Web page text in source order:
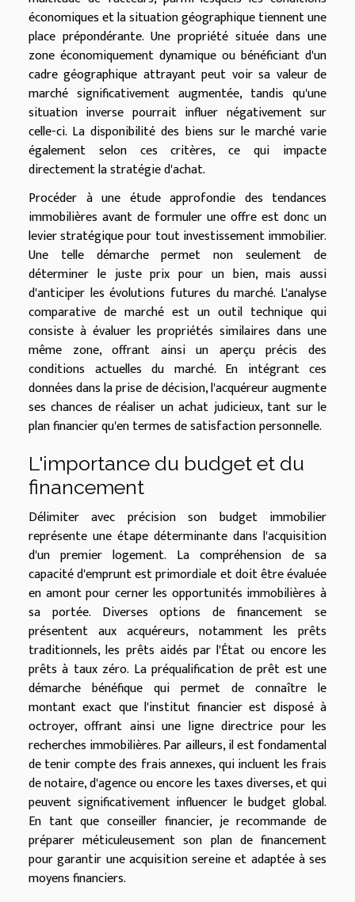
économiques et la situation géographique tiennent une
place prépondérante. Une propriété située dans une
zone économiquement dynamique ou bénéficiant d'un
cadre géographique attrayant peut voir sa valeur de
marché significativement augmentée, tandis qu'une
situation inverse pourrait influer négativement sur
celle-ci. La disponibilité des biens sur le marché varie
également selon ces critères, ce qui impacte
directement la stratégie d'achat.
Procéder à une étude approfondie des tendances
immobilières avant de formuler une offre est donc un
levier stratégique pour tout investissement immobilier.
Une telle démarche permet non seulement de
déterminer le juste prix pour un bien, mais aussi
d'anticiper les évolutions futures du marché. L'analyse
comparative de marché est un outil technique qui
consiste à évaluer les propriétés similaires dans une
même zone, offrant ainsi un aperçu précis des
conditions actuelles du marché. En intégrant ces
données dans la prise de décision, l'acquéreur augmente
ses chances de réaliser un achat judicieux, tant sur le
plan financier qu'en termes de satisfaction personnelle.
L'importance du budget et du
financement
Délimiter avec précision son budget immobilier
représente une étape déterminante dans l'acquisition
d'un premier logement. La compréhension de sa
capacité d'emprunt est primordiale et doit être évaluée
en amont pour cerner les opportunités immobilières à
sa portée. Diverses options de financement se
présentent aux acquéreurs, notamment les prêts
traditionnels, les prêts aidés par l'État ou encore les
prêts à taux zéro. La préqualification de prêt est une
démarche bénéfique qui permet de connaître le
montant exact que l'institut financier est disposé à
octroyer, offrant ainsi une ligne directrice pour les
recherches immobilières. Par ailleurs, il est fondamental
de tenir compte des frais annexes, qui incluent les frais
de notaire, d'agence ou encore les taxes diverses, et qui
peuvent significativement influencer le budget global.
En tant que conseiller financier, je recommande de
préparer méticuleusement son plan de financement
pour garantir une acquisition sereine et adaptée à ses
moyens financiers.